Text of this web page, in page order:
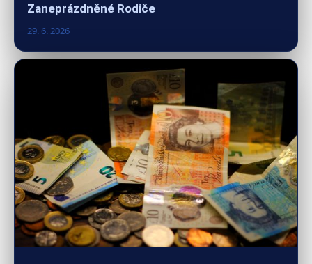
Zaneprázdněné Rodiče
29. 6. 2026